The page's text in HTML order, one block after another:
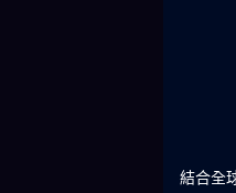
減少